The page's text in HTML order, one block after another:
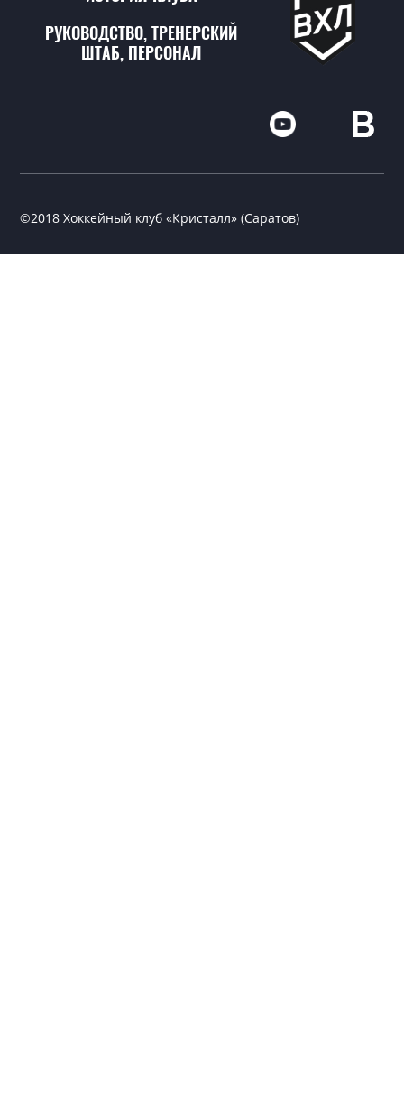
РУКОВОДСТВО, ТРЕНЕРСКИЙ
ШТАБ, ПЕРСОНАЛ
©2018 Хоккейный клуб «Кристалл» (Саратов)